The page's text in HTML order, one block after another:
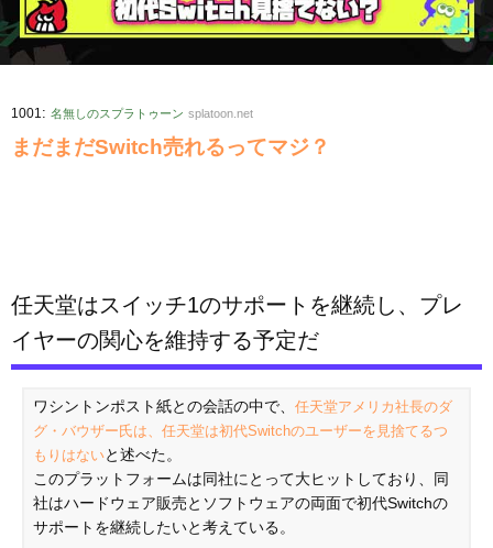
1001: 名無しのスプラトゥーン splatoon.net
まだまだSwitch売れるってマジ？
任天堂はスイッチ1のサポートを継続し、プレ
イヤーの関心を維持する予定だ
ワシントンポスト紙との会話の中で、 任天堂アメリカ社長のダ
グ・バウザー氏は、任天堂は初代Switchのユーザーを見捨てるつ
もりはないと述べた。
このプラットフォームは同社にとって大ヒットしており、同
社はハードウェア販売とソフトウェアの両面で初代Switchの
サポートを継続したいと考えている。